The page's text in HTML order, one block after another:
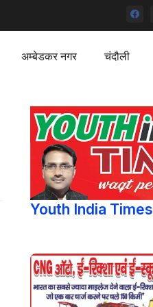
अम्बेडकर नगर चंदौली
Youth India Times